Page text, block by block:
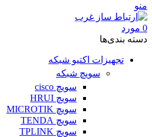
منو
0 مورد
دسته‌ بندی‌ها
تجهیزات اکتیو شبکه
سویچ شبکه
سویچ cisco
سویچ HRUI
سویچ MICROTIK
سویچ TENDA
سویچ TPLINK